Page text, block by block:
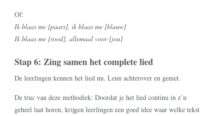
Of:
Ik blaas me [paars], ik blaas me [blauw]
Ik blaas me [rood], allemaal voor [jou]
Stap 6: Zing samen het complete lied
De leerlingen kennen het lied nu. Leun achterover en geniet.
De truc van deze methodiek: Doordat je het lied continu in z’n
geheel laat horen, krijgen leerlingen een goed idee waar welke tekst